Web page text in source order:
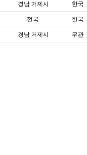
경남 거제시 한국
전국 한국
경남 거제시 무관